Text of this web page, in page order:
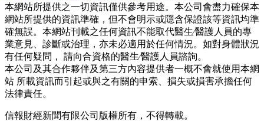
本網站所提供之一切資訊僅供參考用途。本公司會盡力確保本
網站所提供的資訊準確，但不會明示或隱含保證該等資訊均準
確無誤。本網站刊載之任何資訊不能取代醫生∕醫護人員的專
業意見、診斷或治理，亦未必適用於任何情況。如對身體狀況
有任何疑問， 請向合資格的醫生∕醫護人員諮詢。
本公司及其合作夥伴及第三方內容提供者一概不會就使用本網
站 所載資訊而引起或與之有關的申索、損失或損害承擔任何
法律責任。
信報財經新聞有限公司版權所有，不得轉載。